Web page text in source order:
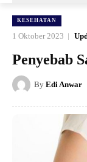
KESEHATAN
1 Oktober 2023
Penyebab
By Edi Anwar